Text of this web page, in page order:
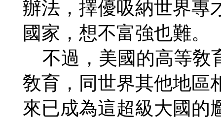
辦法，擇優吸納世界專
國家，想不富強也難。
不過，美國的高等敎
敎育，同世界其他地區
來已成為這超級大國的